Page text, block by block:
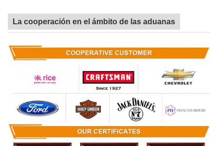
La cooperación en el ámbito de las aduanas